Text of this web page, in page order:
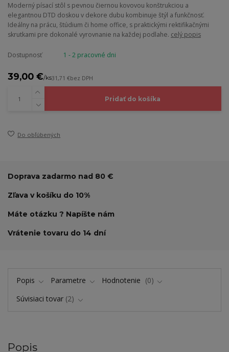
Moderný písací stôl s pevnou čiernou kovovou konštrukciou a
elegantnou DTD doskou v dekore dubu kombinuje štýl a funkčnosť.
Ideálny na prácu, štúdium či home office, s praktickými rektifikačnými
skrutkami pre dokonalé vyrovnanie na každej podlahe. celý popis
Dostupnosť 1 - 2 pracovné dni
39,00 €/ks31,71 €bez DPH
Pridať do košíka
Do obľúbených
Doprava zadarmo nad 80 €
Zľava v košíku do 10%
Máte otázku ? Napíšte nám
Vrátenie tovaru do 14 dní
Popis Parametre Hodnotenie
0
Súvisiaci tovar 2
Popis